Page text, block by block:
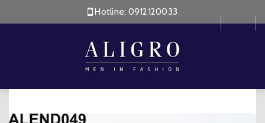
Hotline: 0912120033